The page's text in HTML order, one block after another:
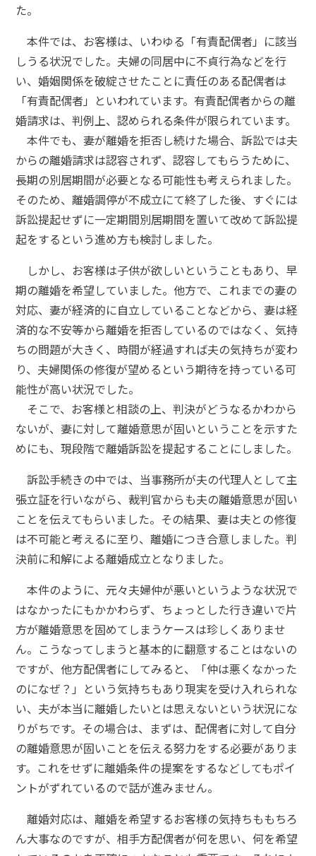
た。
本件では、お客様は、いわゆる「有責配偶者」に該当
しうる状況でした。夫婦の同居中に不貞行為などを行
い、婚姻関係を破綻させたことに責任のある配偶者は
「有責配偶者」といわれています。有責配偶者からの離
婚請求は、判例上、認められる条件が限られています。
本件でも、妻が離婚を拒否し続けた場合、訴訟では夫
からの離婚請求は認容されず、認容してもらうために、
長期の別居期間が必要となる可能性も考えられました。
そのため、離婚調停が不成立にて終了した後、すぐには
訴訟提起せずに一定期間別居期間を置いて改めて訴訟提
起をするという進め方も検討しました。
しかし、お客様は子供が欲しいということもあり、早
期の離婚を希望していました。他方で、これまでの妻の
対応、妻が経済的に自立していることなどから、妻は経
済的な不安等から離婚を拒否しているのではなく、気持
ちの問題が大きく、時間が経過すれば夫の気持ちが変わ
り、夫婦関係の修復が望めるという期待を持っている可
能性が高い状況でした。
そこで、お客様と相談の上、判決がどうなるかわから
ないが、妻に対して離婚意思が固いということを示すた
めにも、現段階で離婚訴訟を提起することにしました。
訴訟手続きの中では、当事務所が夫の代理人として主
張立証を行いながら、裁判官からも夫の離婚意思が固い
ことを伝えてもらいました。その結果、妻は夫との修復
は不可能と考えるに至り、離婚につき合意しました。判
決前に和解による離婚成立となりました。
本件のように、元々夫婦仲が悪いというような状況で
はなかったにもかかわらず、ちょっとした行き違いで片
方が離婚意思を固めてしまうケースは珍しくありませ
ん。こうなってしまうと基本的に翻意することはないの
ですが、他方配偶者にしてみると、「仲は悪くなかった
のになぜ？」という気持ちもあり現実を受け入れられな
い、夫が本当に離婚したいとは思えないという状況にな
りがちです。その場合は、まずは、配偶者に対して自分
の離婚意思が固いことを伝える努力をする必要がありま
す。これをせずに離婚条件の提案をするなどしてもポイ
ントがずれているので話が進みません。
離婚対応は、離婚を希望するお客様の気持ちももちろ
ん大事なのですが、相手方配偶者が何を思い、何を希望